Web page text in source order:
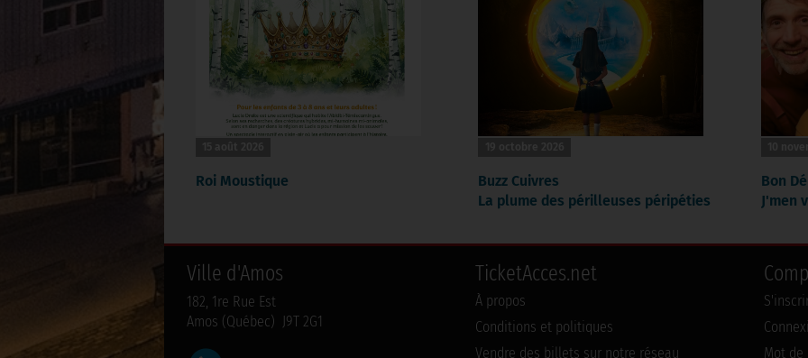
Roi Moustique
Buzz Cuivres
La plume des périlleuses péripéties
Bon
J'men
Ville d'Amos
182, 1re Rue Est
Amos (Québec) J9T 2G1
TicketAcces.net
À propos
Conditions et politiques
Vendre des billets sur notre réseau
Mot de